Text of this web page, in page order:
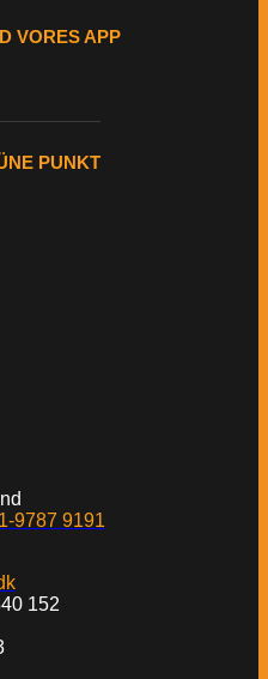
VORES APP
PUNKT
9787 9191
152